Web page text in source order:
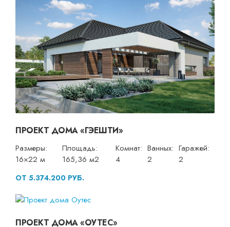
ПРОЕКТ ДОМА «ГЭЕШТИ»
Размеры:
16×22 м
Площадь:
165,36 м2
Комнат:
4
Ванных:
2
Гаражей:
2
ОТ 5.374.200 РУБ.
ПРОЕКТ ДОМА «ОУТЕС»